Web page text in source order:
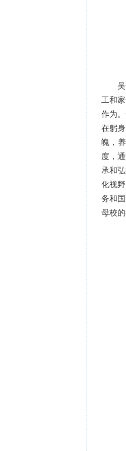
工和
作为
在躬
魄，
度，
承和
化视
务和
母校